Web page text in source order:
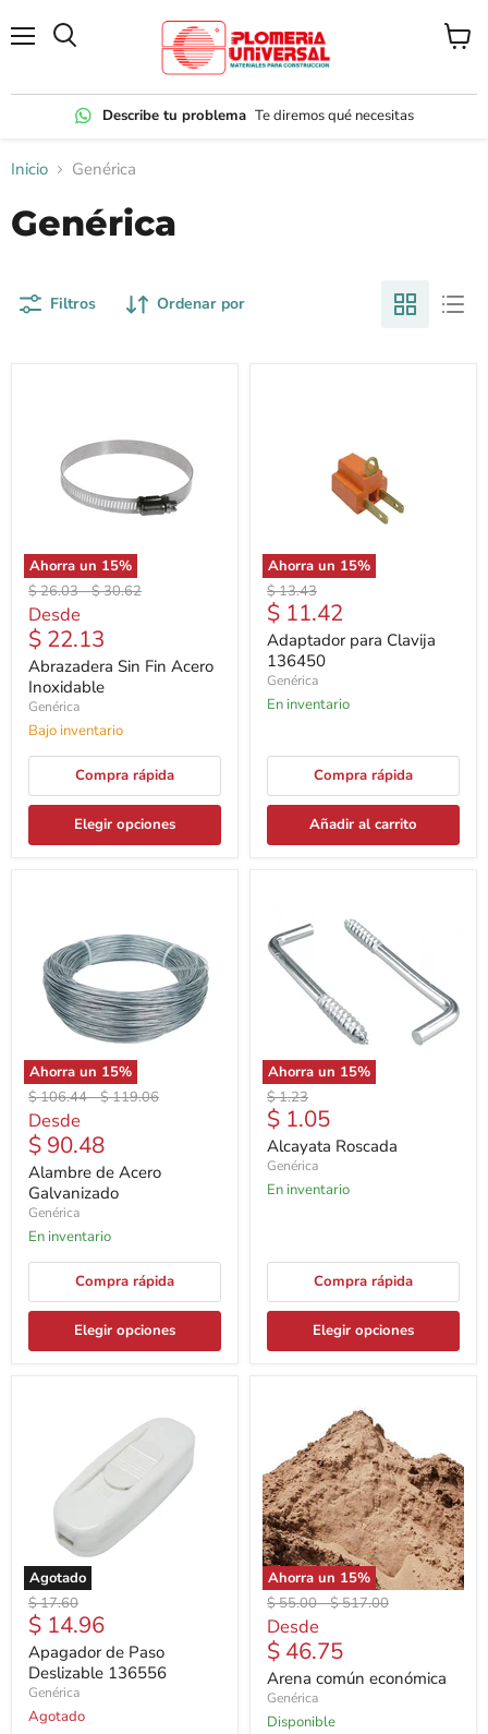
Describe tu problema Te diremos qué necesitas
Ver
Inicio Genérica
Genérica
Filtros Ordenar por
Ahorra un 15%
Precio
original
$ 26.03-Precio
$ 30.62
Desde
$ 22.13
Abrazadera Sin Fin Acero
Inoxidable
Genérica
Bajo inventario
Compra rápida
Elegir opciones
Ahorra un 15%
Precio
original
$ 13.43
Precio
actual
$ 11.42
Adaptador para Clavija
136450
Genérica
En inventario
Compra rápida
Añadir al carrito
Ahorra un 15%
Precio
original
$ 106.44-Precio
$ 119.06
Desde
$ 90.48
Alambre de Acero
Galvanizado
Genérica
En inventario
Compra rápida
Elegir opciones
Ahorra un 15%
Precio
original
$ 1.23
Precio
actual
$ 1.05
Alcayata Roscada
Genérica
En inventario
Compra rápida
Elegir opciones
Agotado
Precio
original
$ 17.60
Precio
actual
$ 14.96
Apagador de Paso
Deslizable 136556
Genérica
Agotado
Ahorra un 15%
Precio
original
$ 55.00-Precio
$ 517.00
Desde
$ 46.75
Arena común económica
Genérica
Disponible